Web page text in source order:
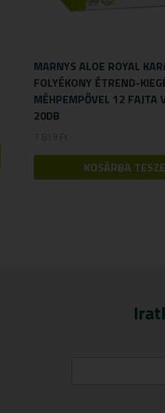
MARNYS ALOE ROYAL
FOLYÉKONY ÉTREND-
MÉHPEMPŐVEL 12 FAJTA
20DB
7 819 Ft
KOSÁRBA